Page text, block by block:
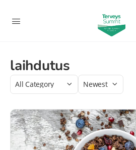
laihdutus
Category
Sort